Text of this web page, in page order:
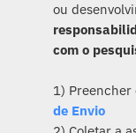
ou
com o
1) Preencher
de Envio